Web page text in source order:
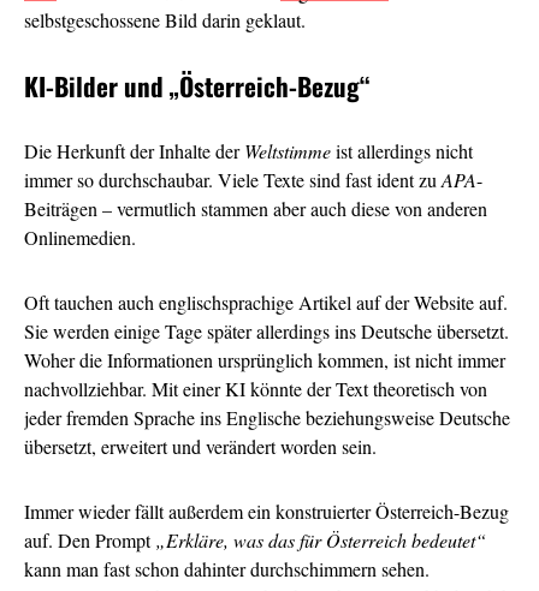
selbstgeschossene Bild darin geklaut.
KI-Bilder und„Österreich-Bezug“
Die Herkunft der Inhalte derWeltstimmeist allerdings nicht
immer so durchschaubar. Viele Texte sind fast ident zu APA-
Beiträgen – vermutlich stammen aber auch diese von anderen
Onlinemedien.
Oft tauchen auch englischsprachige Artikel auf der Website auf.
Sie werden einige Tage später allerdings ins Deutsche übersetzt.
Woher die Informationen ursprünglich kommen, ist nicht immer
nachvollziehbar. Mit einer KI könnte der Text theoretisch von
jeder fremden Sprache ins Englische beziehungsweise Deutsche
übersetzt, erweitert und verändert worden sein.
Immer wieder fällt außerdem ein konstruierter Österreich-Bezug
auf. Den Prompt„Erkläre, was das für Österreich bedeutet“
kann man fast schon dahinter durchschimmern sehen.